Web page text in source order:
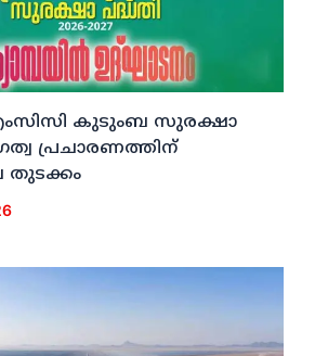
കുടുംബ സുരക്ഷാ
പ്രചാരണത്തിന്
തുടക്കം